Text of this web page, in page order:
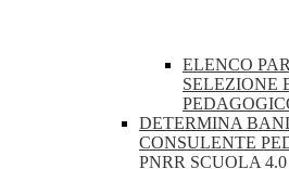
ELENCO
SELEZIONE
DETERMINA
CONSULENTE
PNRR SCUOLA